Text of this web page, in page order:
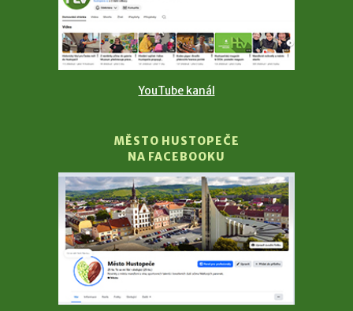
YouTube kanál
MĚSTO HUSTOPEČE
NA FACEBOOKU